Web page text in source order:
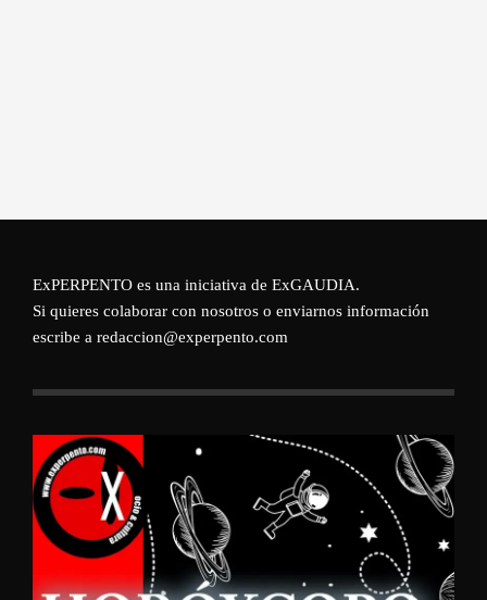
ExPERPENTO es una iniciativa de ExGAUDIA.
Si quieres colaborar con nosotros o enviarnos información
escribe a redaccion@experpento.com